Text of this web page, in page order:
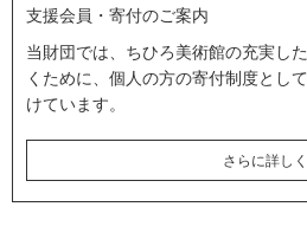
支援会員・寄付のご案内
当財団では、ちひろ美術館の充実し
くために、個人の方の寄付制度とし
けています。
さらに詳しく